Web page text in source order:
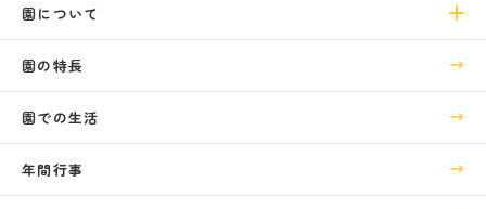
園について
園の特長
園での生活
年間行事